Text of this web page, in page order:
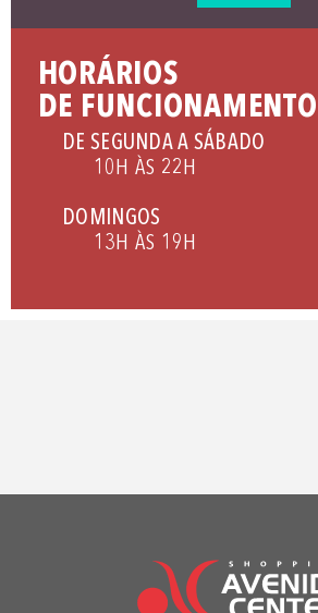
HORÁRIOS
DE FUNCIONAMENTO
DE SEGUNDA A SÁBADO
10H ÀS 22H
DOMINGOS
13H ÀS 19H